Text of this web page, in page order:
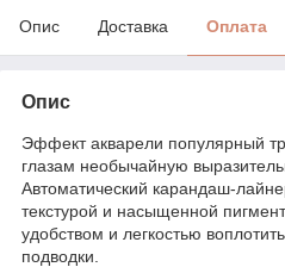
Опис Доставка Оплата
Опис
Эффект акварели популярный
глазам необычайную
Автоматический карандаш-
текстурой и насыщенной
удобством и легкостью
подводки.